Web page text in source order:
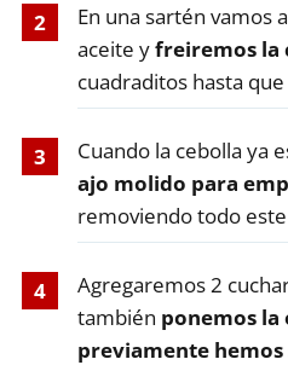
En una sartén vamos
aceite yfreiremos la
cuadraditos hasta
Cuando la cebolla ya
ajo molido para
removiendo todo
Agregaremos 2
también ponemos la
previamente